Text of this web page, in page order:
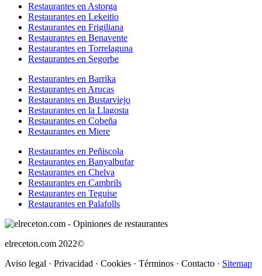
Restaurantes en Astorga
Restaurantes en Lekeitio
Restaurantes en Frigiliana
Restaurantes en Benavente
Restaurantes en Torrelaguna
Restaurantes en Segorbe
Restaurantes en Barrika
Restaurantes en Arucas
Restaurantes en Bustarviejo
Restaurantes en la Llagosta
Restaurantes en Cobeña
Restaurantes en Miere
Restaurantes en Peñiscola
Restaurantes en Banyalbufar
Restaurantes en Chelva
Restaurantes en Cambrils
Restaurantes en Teguise
Restaurantes en Palafolls
elreceton.com 2022©
Aviso legal · Privacidad · Cookies · Términos · Contacto · Sitemap